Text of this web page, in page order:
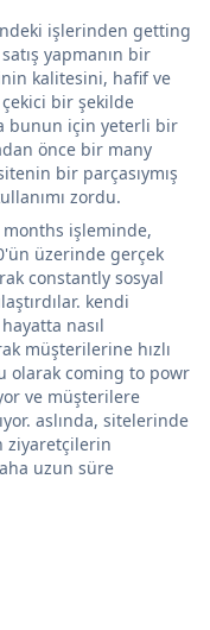
işlerinden getting
yapmanın bir
kalitesini, hafif ve
bir şekilde
bunun için yeterli bir
önce bir many
bir parçasıymış
zordu.
months işleminde,
üzerinde gerçek
constantly sosyal
kendi
nasıl
müşterilerine hızlı
olarak coming to powr
ve müşterilere
aslında, sitelerinde
ziyaretçilerin
uzun süre